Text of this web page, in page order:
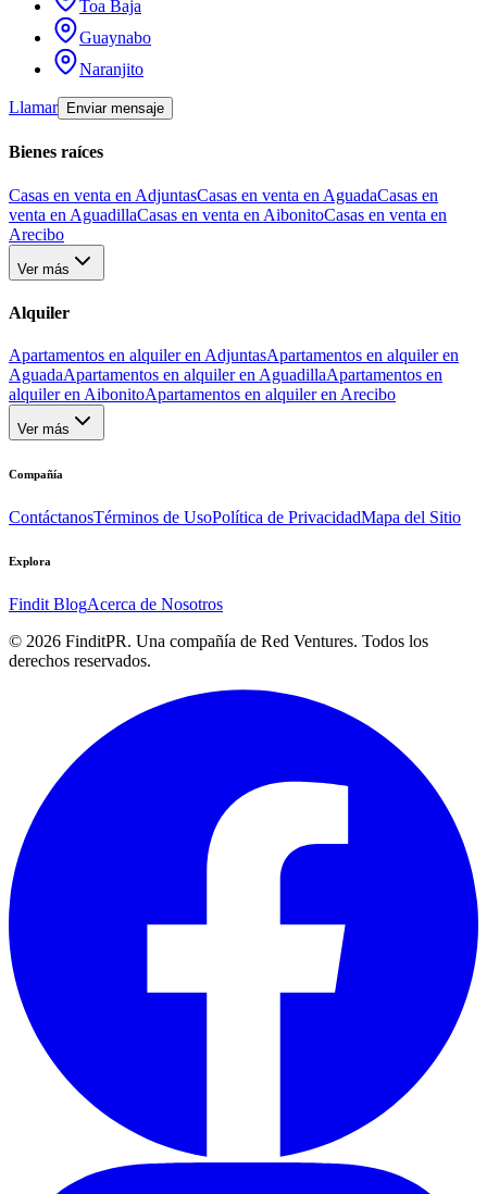
Toa Baja
Guaynabo
Naranjito
Llamar Enviar mensaje
Bienes raíces
Casas en venta en AdjuntasCasas en venta en AguadaCasas en
venta en AguadillaCasas en venta en AibonitoCasas en venta en
Arecibo
Ver más
Alquiler
Apartamentos en alquiler en AdjuntasApartamentos en alquiler en
AguadaApartamentos en alquiler en AguadillaApartamentos en
alquiler en AibonitoApartamentos en alquiler en Arecibo
Ver más
Compañía
ContáctanosTérminos de UsoPolítica de PrivacidadMapa del Sitio
Explora
Findit BlogAcerca de Nosotros
© 2026 FinditPR. Una compañía de Red Ventures. Todos los
derechos reservados.